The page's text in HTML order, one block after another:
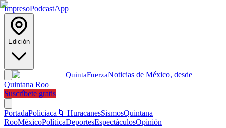
ImpresoPodcastApp
Edición
QuintaFuerzaNoticias de México, desde
Quintana Roo
Suscríbete gratis
PortadaPoliciaca 🌀 HuracanesSismosQuintana
RooMéxicoPolíticaDeportesEspectáculosOpinión